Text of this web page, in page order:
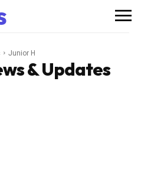
Junior H
& Updates